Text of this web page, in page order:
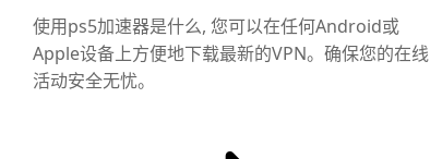
使用ps5加速器是什么, 您可以在任何Android或
Apple设备上方便地下载最新的VPN。确保您的在线
活动安全无忧。